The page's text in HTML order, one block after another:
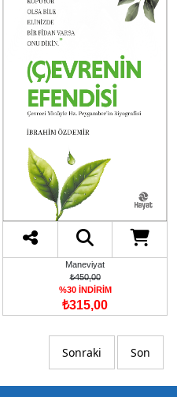
Maneviyat
₺450,00
%30 İNDİRİM
₺315,00
Sonraki Son